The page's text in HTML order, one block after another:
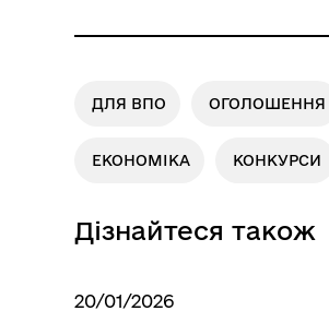
ДЛЯ ВПО ОГОЛОШЕННЯ
ЕКОНОМІКА КОНКУРСИ
Дізнайтеся також
20/01/2026